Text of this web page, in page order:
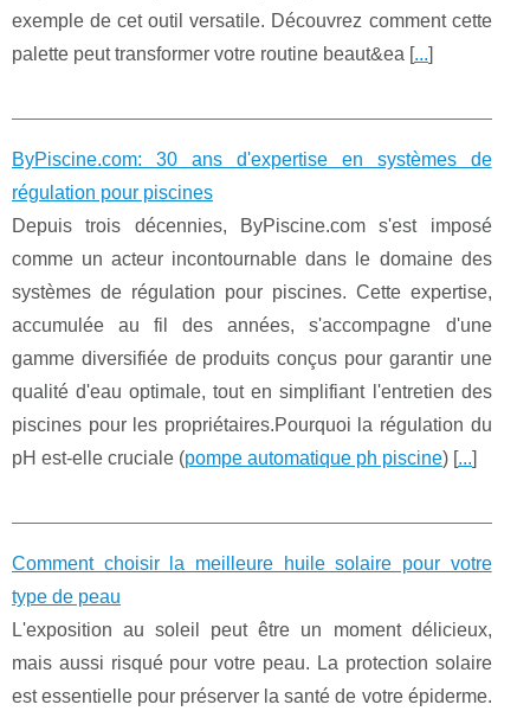
exemple de cet outil versatile. Découvrez comment cette
palette peut transformer votre routine beaut&ea [...]
ByPiscine.com: 30 ans d'expertise en systèmes de
régulation pour piscines
Depuis trois décennies, ByPiscine.com s'est imposé
comme un acteur incontournable dans le domaine des
systèmes de régulation pour piscines. Cette expertise,
accumulée au fil des années, s'accompagne d'une
gamme diversifiée de produits conçus pour garantir une
qualité d'eau optimale, tout en simplifiant l'entretien des
piscines pour les propriétaires.Pourquoi la régulation du
pH est-elle cruciale (pompe automatique ph piscine) [...]
Comment choisir la meilleure huile solaire pour votre
type de peau
L'exposition au soleil peut être un moment délicieux,
mais aussi risqué pour votre peau. La protection solaire
est essentielle pour préserver la santé de votre épiderme.